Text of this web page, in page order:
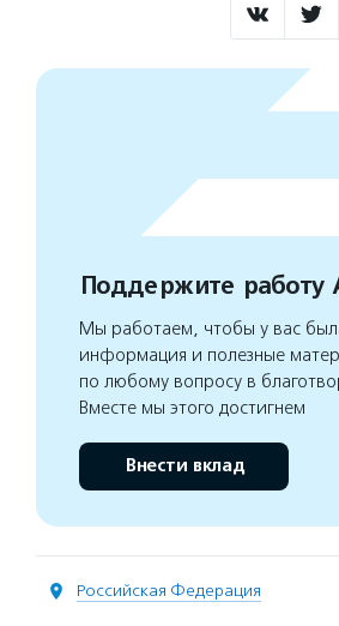
Поддержите работу
Мы работаем, чтобы у вас
информация и полезные
по любому вопросу в
Вместе мы этого достигнем
Внести вклад
Российская Федерация